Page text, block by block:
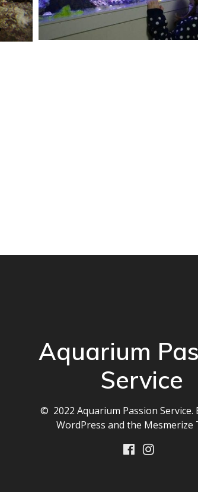
Aquarium
Service
© 2022 Aquarium Passion Service.
WordPress and the Mesmerize